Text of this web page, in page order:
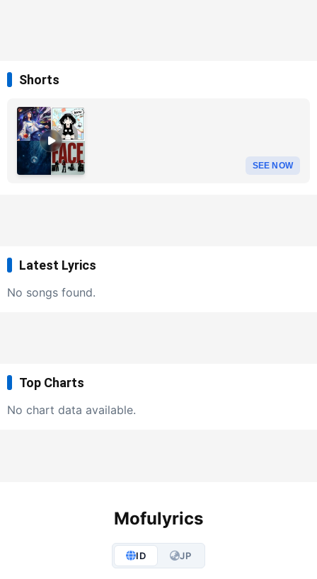
Shorts
SEE NOW
Latest Lyrics
No songs found.
Top Charts
No chart data available.
Mofulyrics
ID JP